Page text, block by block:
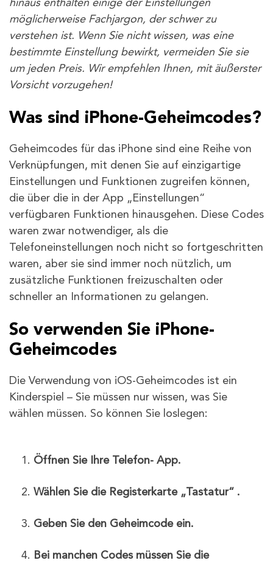
hinaus enthalten einige der Einstellungen
möglicherweise Fachjargon, der schwer zu
verstehen ist. Wenn Sie nicht wissen, was eine
bestimmte Einstellung bewirkt, vermeiden Sie sie
um jeden Preis. Wir empfehlen Ihnen, mit äußerster
Vorsicht vorzugehen!
Was sind iPhone-Geheimcodes?
Geheimcodes für das iPhone sind eine Reihe von
Verknüpfungen, mit denen Sie auf einzigartige
Einstellungen und Funktionen zugreifen können,
die über die in der App „Einstellungen“
verfügbaren Funktionen hinausgehen. Diese Codes
waren zwar notwendiger, als die
Telefoneinstellungen noch nicht so fortgeschritten
waren, aber sie sind immer noch nützlich, um
zusätzliche Funktionen freizuschalten oder
schneller an Informationen zu gelangen.
So verwenden Sie iPhone-
Geheimcodes
Die Verwendung von iOS-Geheimcodes ist ein
Kinderspiel – Sie müssen nur wissen, was Sie
wählen müssen. So können Sie loslegen:
Öffnen Sie Ihre Telefon- App.
Wählen Sie die Registerkarte „Tastatur“ .
Geben Sie den Geheimcode ein.
Bei manchen Codes müssen Sie die